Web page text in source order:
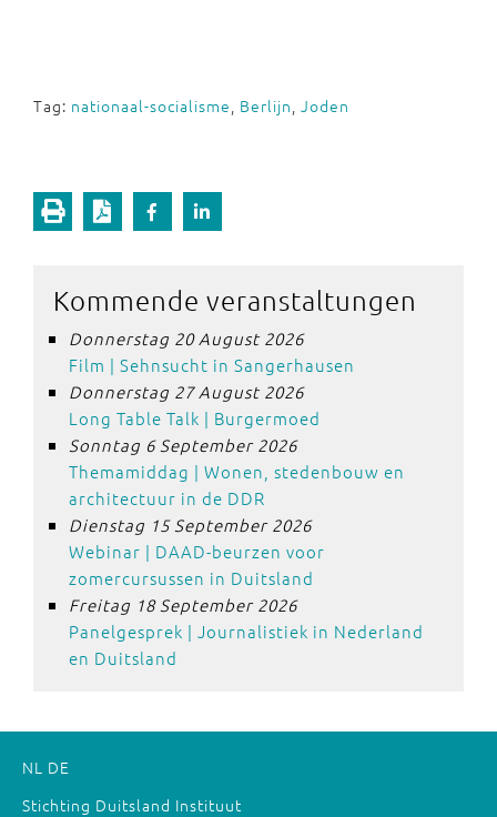
Tag: nationaal-socialisme, Berlijn, Joden
Kommende veranstaltungen
Donnerstag 20 August 2026
Film | Sehnsucht in Sangerhausen
Donnerstag 27 August 2026
Long Table Talk | Burgermoed
Sonntag 6 September 2026
Themamiddag | Wonen, stedenbouw en
architectuur in de DDR
Dienstag 15 September 2026
Webinar | DAAD-beurzen voor
zomercursussen in Duitsland
Freitag 18 September 2026
Panelgesprek | Journalistiek in Nederland
en Duitsland
NL DE
Stichting Duitsland Instituut